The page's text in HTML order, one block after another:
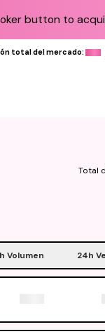
button to
total del mercado:
Total
Volumen 24h